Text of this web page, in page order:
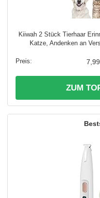
Kiiwah 2 Stück Tierhaar
Katze, Andenken an
ZUM